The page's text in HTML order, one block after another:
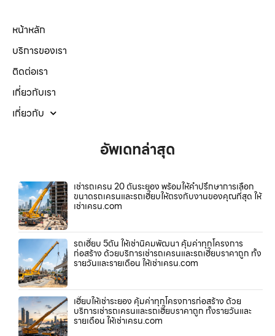
หน้าหลัก
บริการของเรา
ติดต่อเรา
เกี่ยวกับเรา
เกี่ยวกับ
อัพเดทล่าสุด
เช่ารถเครน 20 ตันระยอง พร้อมให้คำปรึกษาการเลือก
ขนาดรถเครนและรถเฮี๊ยบให้ตรงกับงานของคุณที่สุด ให้
เช่าเครน.com
รถเฮี๊ยบ 5ตัน ให้เช่านิคมพัฒนา คุ้มค่าทุกโครงการ
ก่อสร้าง ด้วยบริการเช่ารถเครนและรถเฮี๊ยบราคาถูก ทั้ง
รายวันและรายเดือน ให้เช่าเครน.com
เฮี๊ยบให้เช่าระยอง คุ้มค่าทุกโครงการก่อสร้าง ด้วย
บริการเช่ารถเครนและรถเฮี๊ยบราคาถูก ทั้งรายวันและ
รายเดือน ให้เช่าเครน.com